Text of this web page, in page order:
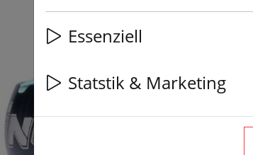
Essenziell
Statstik & Marketing